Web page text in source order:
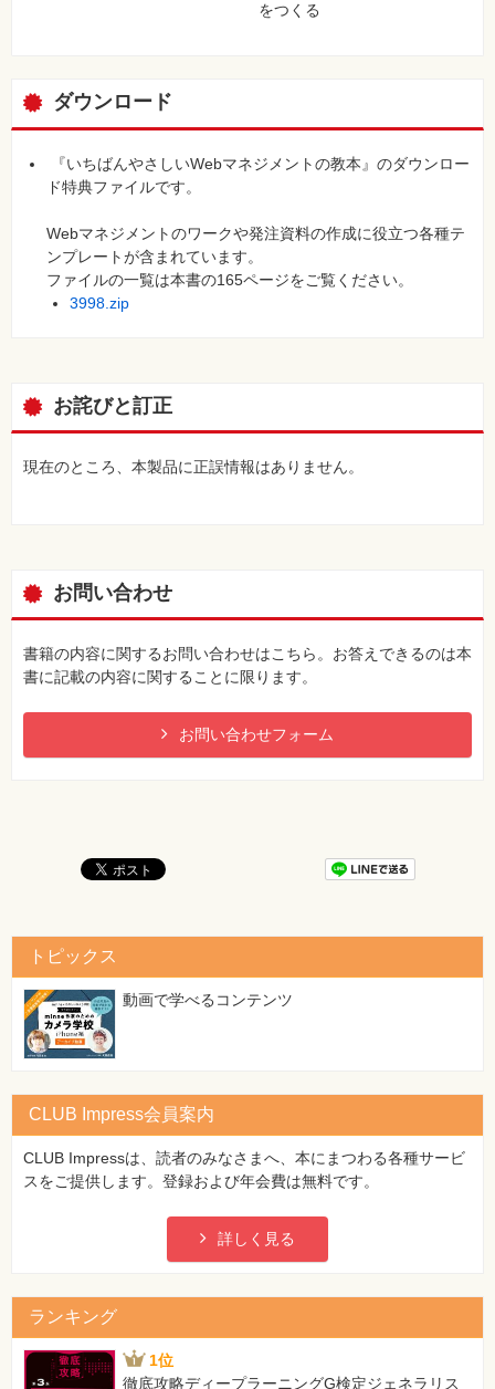
をつくる
ダウンロード
『いちばんやさしいWebマネジメントの教本』のダウンロー
ド特典ファイルです。
Webマネジメントのワークや発注資料の作成に役立つ各種テ
ンプレートが含まれています。
ファイルの一覧は本書の165ページをご覧ください。
3998.zip
お詫びと訂正
現在のところ、本製品に正誤情報はありません。
お問い合わせ
書籍の内容に関するお問い合わせはこちら。お答えできるのは本
書に記載の内容に関することに限ります。
お問い合わせフォーム
トピックス
動画で学べるコンテンツ
CLUB Impress会員案内
CLUB Impressは、読者のみなさまへ、本にまつわる各種サービ
スをご提供します。登録および年会費は無料です。
詳しく見る
ランキング
1位
徹底攻略ディープラーニングG検定ジェネラリス